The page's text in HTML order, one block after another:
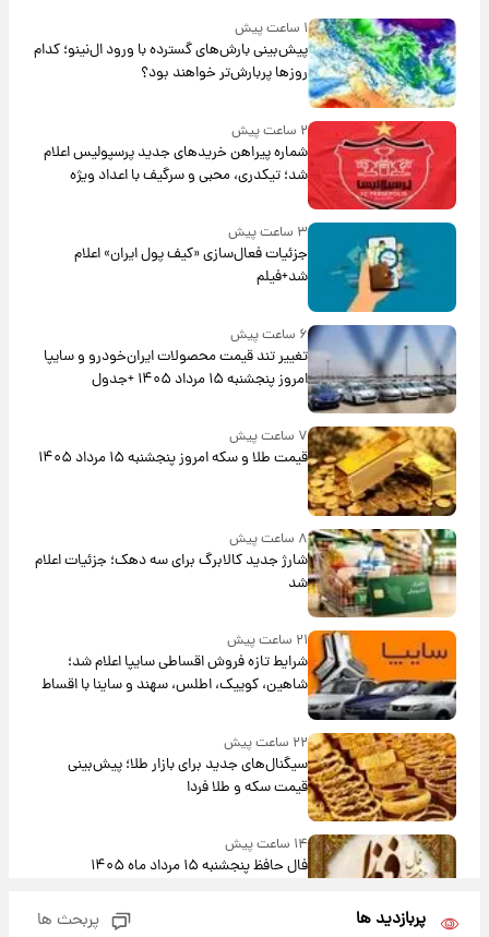
۱ ساعت پیش
پیش‌بینی بارش‌های گسترده با ورود ال‌نینو؛ کدام
روزها پربارش‌تر خواهند بود؟
۲ ساعت پیش
شماره پیراهن خریدهای جدید پرسپولیس اعلام
شد؛ تیکدری، محبی و سرگیف با اعداد ویژه
۳ ساعت پیش
جزئیات فعال‌سازی «کیف پول ایران» اعلام
شد+فیلم
۶ ساعت پیش
تغییر تند قیمت محصولات ایران‌خودرو و سایپا
امروز پنجشنبه ۱۵ مرداد ۱۴۰۵ +جدول
۷ ساعت پیش
قیمت طلا و سکه امروز پنجشنبه ۱۵ مرداد ۱۴۰۵
۸ ساعت پیش
شارژ جدید کالابرگ برای سه دهک؛ جزئیات اعلام
شد
۲۱ ساعت پیش
شرایط تازه فروش اقساطی سایپا اعلام شد؛
شاهین، کوییک، اطلس، سهند و ساینا با اقساط
بلندمدت + جدول
۲۲ ساعت پیش
سیگنال‌های جدید برای بازار طلا؛ پیش‌بینی
قیمت سکه و طلا فردا
۱۴ ساعت پیش
فال حافظ پنجشنبه ۱۵ مرداد ماه ۱۴۰۵
پربازدید ها پربحث ها